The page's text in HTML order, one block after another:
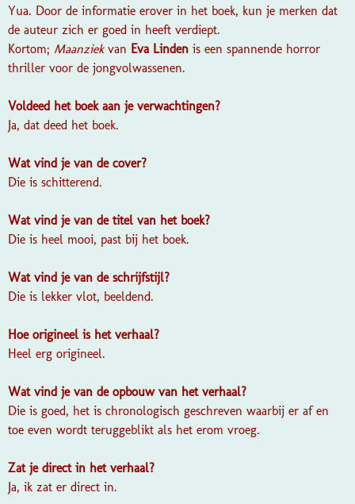
Yua. Door de informatie erover in het boek, kun je merken dat
de auteur zich er goed in heeft verdiept.
Kortom; Maanziekvan Eva Linden is een spannende horror
thriller voor de jongvolwassenen.
Voldeed het boek aan je verwachtingen?
Ja, dat deed het boek.
Wat vind je van de cover?
Die is schitterend.
Wat vind je van de titel van het boek?
Die is heel mooi, past bij het boek.
Wat vind je van de schrijfstijl?
Die is lekker vlot, beeldend.
Hoe origineel is het verhaal?
Heel erg origineel.
Wat vind je van de opbouw van het verhaal?
Die is goed, het is chronologisch geschreven waarbij er af en
toe even wordt teruggeblikt als het erom vroeg.
Zat je direct in het verhaal?
Ja, ik zat er direct in.